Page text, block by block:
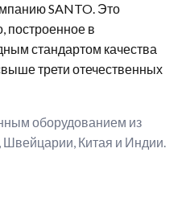
SANTO. Это
построенное в
стандартом качества
трети отечественных